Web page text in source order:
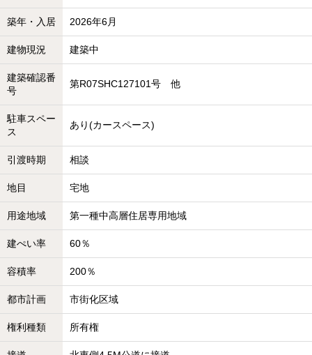
築年・入居 2026年6月
建物現況 建築中
建築確認番
号
第R07SHC127101号 他
駐車スペー
ス
あり(カースペース)
引渡時期 相談
地目 宅地
用途地域 第一種中高層住居専用地域
建ぺい率 60％
容積率 200％
都市計画 市街化区域
権利種類 所有権